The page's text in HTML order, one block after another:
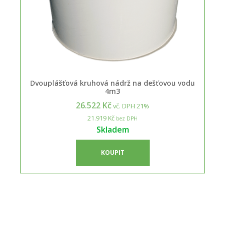
Dvouplášťová kruhová nádrž na dešťovou vodu
4m3
26.522 Kčvč. DPH 21%
21.919 Kč bez DPH
Skladem
KOUPIT